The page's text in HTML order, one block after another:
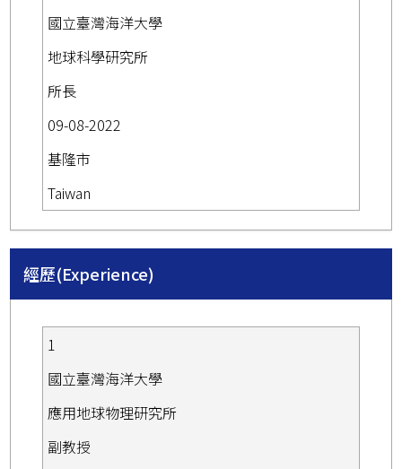
國立臺灣海洋大學
地球科學研究所
所長
09-08-2022
基隆市
Taiwan
經歷(Experience)
1
國立臺灣海洋大學
應用地球物理研究所
副教授